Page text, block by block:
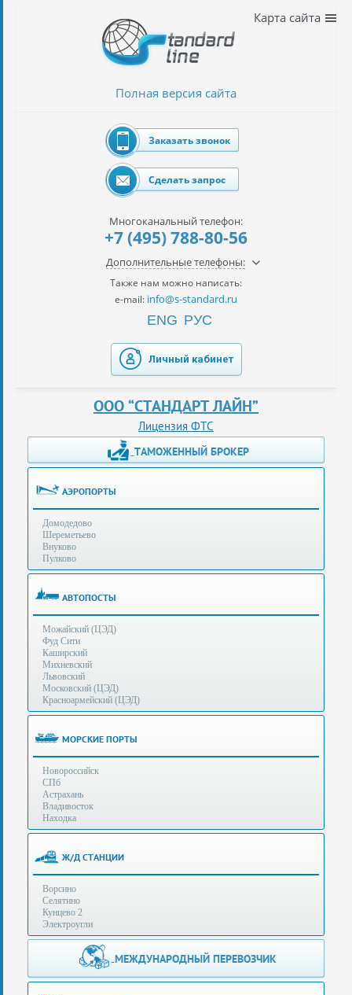
автомобилей
Получение
ЭЦП
за
сутки
услуги
Опыт
оформления
рекомендует
Таможенные
процедуры
(особенности):
Полезная
информация
Стоимость
услуг
Контакты
Заказать
звонок
Сделать
запрос
Многоканальный
телефон:
Дополнительные
+7 (929) 575-
Полная версия сайта
Карта сайта
Заказать звонок
Сделать запрос
Многоканальный телефон:
+7 (495) 788-80-56
Дополнительные телефоны:
Также нам можно написать:
e-mail: info@s-standard.ru
ENG РУС
Личный кабинет
ООО “СТАНДАРТ ЛАЙН”
Лицензия ФТС
ТАМОЖЕННЫЙ БРОКЕР
АЭРОПОРТЫ
Домодедово
Шереметьево
Внуково
Пулково
АВТОПОСТЫ
Можайский (ЦЭД)
Фуд Сити
Каширский
Михневский
Львовский
Московский (ЦЭД)
Красноармейский (ЦЭД)
МОРСКИЕ ПОРТЫ
Новороссийск
СПб
Астрахань
Владивосток
Находка
Ж/Д СТАНЦИИ
Ворсино
Селятино
Кунцево 2
Электроугли
МЕЖДУНАРОДНЫЙ ПЕРЕВОЗЧИК